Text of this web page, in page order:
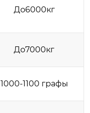
До6000кг
До7000кг
1000-1100 графы